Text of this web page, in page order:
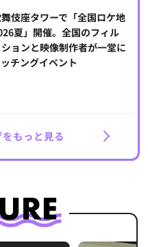
伎座タワーで「全国ロケ地
夏」開催。全国のフィル
ョンと映像制作者が一堂に
チングイベント
もっと見る